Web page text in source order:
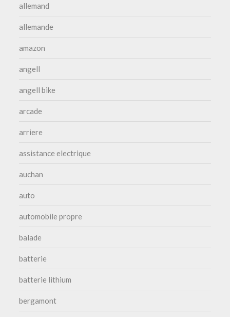
allemand
allemande
amazon
angell
angell bike
arcade
arriere
assistance electrique
auchan
auto
automobile propre
balade
batterie
batterie lithium
bergamont